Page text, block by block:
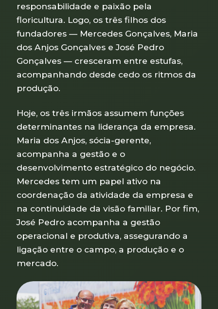
responsabilidade e paixão pela
floricultura. Logo, os três filhos dos
fundadores — Mercedes Gonçalves, Maria
dos Anjos Gonçalves e José Pedro
Gonçalves — cresceram entre estufas,
acompanhando desde cedo os ritmos da
produção.
Hoje, os três irmãos assumem funções
determinantes na liderança da empresa.
Maria dos Anjos, sócia-gerente,
acompanha a gestão e o
desenvolvimento estratégico do negócio.
Mercedes tem um papel ativo na
coordenação da atividade da empresa e
na continuidade da visão familiar. Por fim,
José Pedro acompanha a gestão
operacional e produtiva, assegurando a
ligação entre o campo, a produção e o
mercado.